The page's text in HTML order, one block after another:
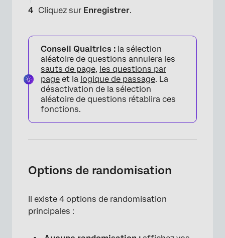
×
Cliquez sur Enregistrer.
Conseil Qualtrics : la sélection
aléatoire de questions annulera les
sauts de page, les questions par
page et la logique de passage. La
désactivation de la sélection
aléatoire de questions rétablira ces
fonctions.
Options de randomisation
Il existe 4 options de randomisation
principales :